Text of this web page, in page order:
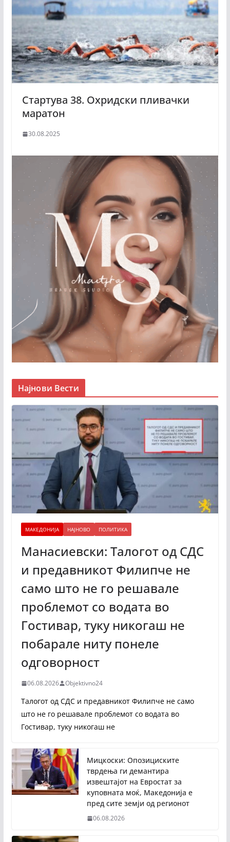
Стартува 38. Охридски пливачки
маратон
30.08.2025
Најнови Вести
МАКЕДОНИЈА НАЈНОВО ПОЛИТИКА
Манасиевски: Талогот од СДС
и предавникот Филипче не
само што не го решавале
проблемот со водата во
Гостивар, туку никогаш не
побарале ниту понеле
одговорност
06.08.2026 Objektivno24
Талогот од СДС и предавникот Филипче не само
што не го решавале проблемот со водата во
Гостивар, туку никогаш не
Мицкоски: Опозициските
тврдења ги демантира
извештајот на Евростат за
куповната моќ, Македонија е
пред сите земји од регионот
06.08.2026